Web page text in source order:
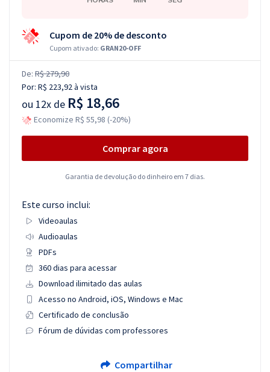
Cupom de 20% de desconto
Cupom ativado: GRAN20-OFF
De: R$ 279,90
Por: R$ 223,92à vista
ou 12x de R$ 18,66
Economize R$ 55,98 (-20%)
Comprar agora
Garantia de devolução do dinheiro em 7 dias.
Este curso inclui:
Videoaulas
Audioaulas
PDFs
360 dias para acessar
Download ilimitado das aulas
Acesso no Android, iOS, Windows e Mac
Certificado de conclusão
Fórum de dúvidas com professores
Compartilhar